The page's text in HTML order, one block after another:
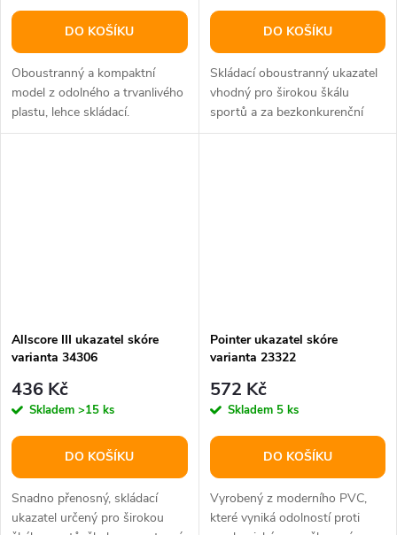
DO KOŠÍKU
Oboustranný a kompaktní
model z odolného a trvanlivého
plastu, lehce skládací.
DO KOŠÍKU
Skládací oboustranný ukazatel
vhodný pro širokou škálu
sportů a za bezkonkurenční
cenu. Rozměr 45,5 x 21 x 18
Allscore III ukazatel skóre
varianta 34306
436 Kč
Skladem >15 ks
DO KOŠÍKU
Snadno přenosný, skládací
ukazatel určený pro širokou
Pointer ukazatel skóre
varianta 23322
572 Kč
Skladem 5 ks
DO KOŠÍKU
Vyrobený z moderního PVC,
které vyniká odolností proti